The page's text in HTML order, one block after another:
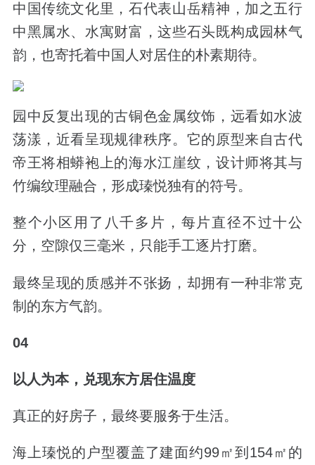
中国传统文化里，石代表山岳精神，加之五行
中黑属水、水寓财富，这些石头既构成园林气
韵，也寄托着中国人对居住的朴素期待。
园中反复出现的古铜色金属纹饰， 远看如水波
荡漾，近看呈现规律秩序。它的原型来自古代
帝王将相蟒袍上的海水江崖纹，设计师将其与
竹编纹理融合，形成瑧悦独有的符号。
整个小区用了八千多片，每片直径不过十公
分，空隙仅三毫米，只能手工逐片打磨。
最终呈现的质感并不张扬，却拥有一种非常克
制的东方气韵。
04
以人为本，兑现东方居住温度
真正的好房子，最终要服务于生活。
海上瑧悦的户型覆盖了建面约99㎡到 154㎡的